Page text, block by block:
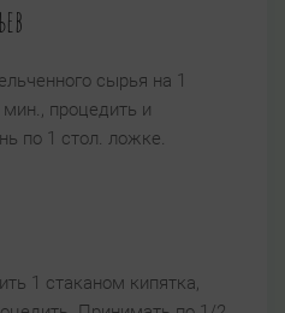
сырья на 1
процедить и
по 1 стол. ложке.
1 стаканом кипятка,